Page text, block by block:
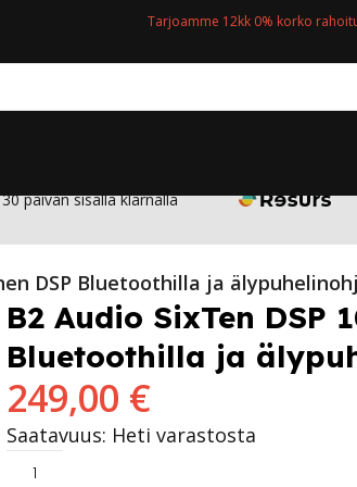
Tarjoamme 12kk 0% korko
päivän sisällä klarnalla
DSP Bluetoothilla ja
B2 Audio SixTen DSP
Bluetoothilla ja
249,00 €
Saatavuus: Heti varastosta